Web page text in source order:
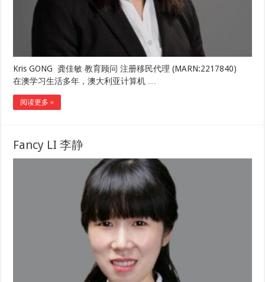
Kris GONG 龚佳敏 教育顾问 注册移民代理 (MARN:2217840)
在澳学习生活多年，澳大利亚计算机 …
阅读更多 »
Fancy LI 李静